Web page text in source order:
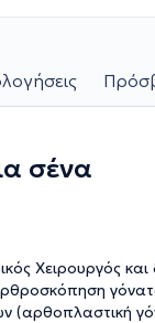
σένα
Χειρουργός